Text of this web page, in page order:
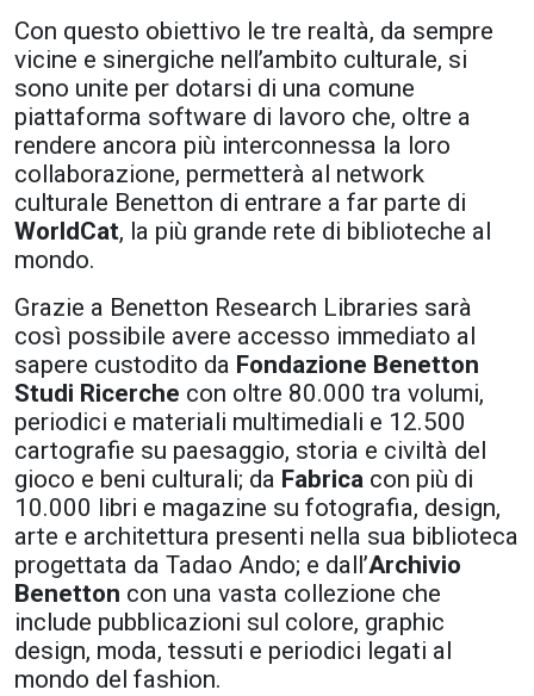
Con questo obiettivo le tre realtà, da sempre
vicine e sinergiche nell’ambito culturale, si
sono unite per dotarsi di una comune
piattaforma software di lavoro che, oltre a
rendere ancora più interconnessa la loro
collaborazione, permetterà al network
culturale Benetton di entrare a far parte di
WorldCat, la più grande rete di biblioteche al
mondo.
Grazie a Benetton Research Libraries sarà
così possibile avere accesso immediato al
sapere custodito da Fondazione Benetton
Studi Ricerche con oltre 80.000 tra volumi,
periodici e materiali multimediali e 12.500
cartografie su paesaggio, storia e civiltà del
gioco e beni culturali; da Fabrica con più di
10.000 libri e magazine su fotografia, design,
arte e architettura presenti nella sua biblioteca
progettata da Tadao Ando; e dall’Archivio
Benetton con una vasta collezione che
include pubblicazioni sul colore, graphic
design, moda, tessuti e periodici legati al
mondo del fashion.